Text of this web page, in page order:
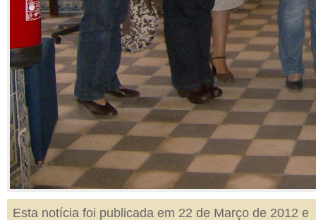
Esta notícia foi publicada em 22 de Março de 2012 e